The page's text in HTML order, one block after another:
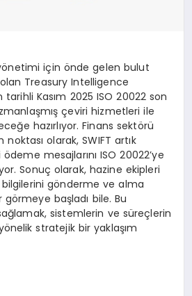
için önde gelen bulut
Treasury Intelligence
tarihli Kasım 2025 ISO 20022 son
çeviri hizmetleri ile
hazırlıyor. Finans sektörü
olarak, SWIFT artık
ödeme mesajlarını ISO 20022’ye
Sonuç olarak, hazine ekipleri
bilgilerini gönderme ve alma
görmeye başladı bile. Bu
sistemlerin ve süreçlerin
stratejik bir yaklaşım